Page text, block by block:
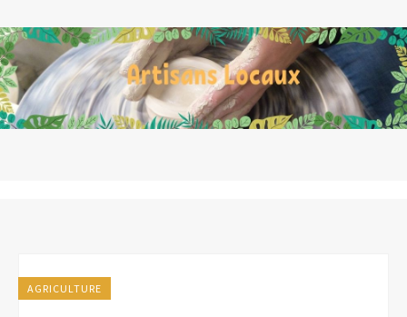
AGRICULTURE